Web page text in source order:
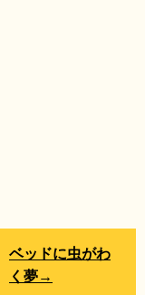
ベッドに虫がわ
く夢→